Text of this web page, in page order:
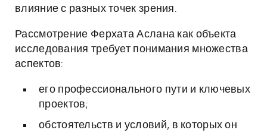
влияние с разных точек зрения.
Рассмотрение Ферхата Аслана как объекта
исследования требует понимания множества
аспектов:
его профессионального пути и ключевых
проектов;
обстоятельств и условий, в которых он